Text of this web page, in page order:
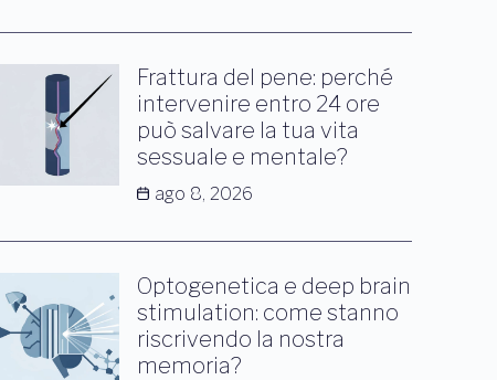
Frattura del pene: perché
intervenire entro 24 ore
può salvare la tua vita
sessuale e mentale?
ago 8, 2026
Optogenetica e deep brain
stimulation: come stanno
riscrivendo la nostra
memoria?